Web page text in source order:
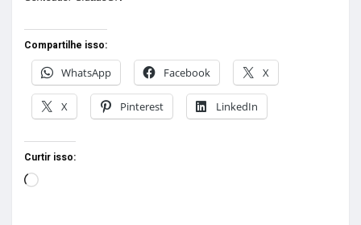
Compartilhe isso:
WhatsApp
Facebook X
X Pinterest LinkedIn
Curtir isso: